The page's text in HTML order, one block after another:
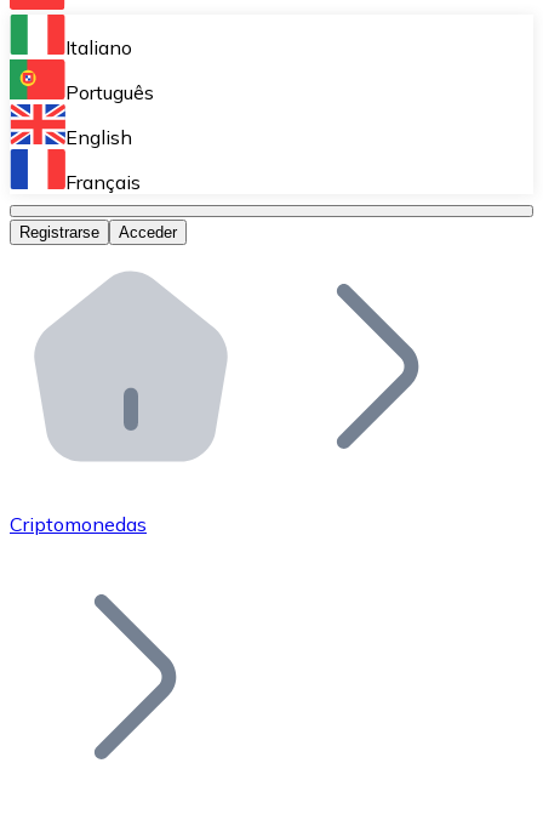
Bitnovo Ramp
Integra nuestra solución en tu plataforma.
Bitnovo Giftcards
Bitnovo OTC
Bitnovo ATM
Integra un ATM Bitnovo en tu negocio y permite que
Bitnovo API
Integra nuestra API en tu ecosistema.
Únete a nuestra red de distribuidores.
Añade tu proyecto a nuestro ecosistema.
Italiano
Português
English
Français
Registrarse Acceder
Criptomonedas